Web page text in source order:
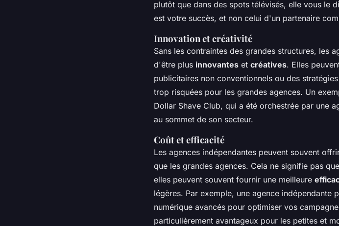
plutôt que dans des spots télévisés, elle vous le
est votre succès, et non celui d'un partenaire
Innovation et créativité
Sans les contraintes des grandes structures, les
d'être plus innovantes et créatives. Elles
publicitaires non conventionnels ou des
trop risquées pour les grandes agences. Un
Dollar Shave Club, qui a été orchestrée par une
au sommet de son secteur.
Coût et efficacité
Les agences indépendantes peuvent souvent
que les grandes agences. Cela ne signifie pas
elles peuvent souvent fournir une meilleure
légères. Par exemple, une agence indépendante
numérique avancés pour optimiser vos
particulièrement avantageux pour les petites et